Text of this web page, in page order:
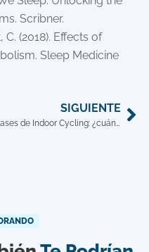
Scribner.
(2018). Effects of
Sleep Medicine
SIGUIENTE
Clases de Indoor Cycling: ¿cuántas veces por semana?